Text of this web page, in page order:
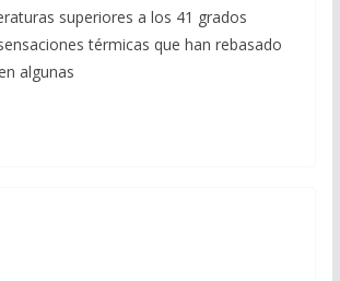
superiores a los 41 grados
térmicas que han rebasado
algunas